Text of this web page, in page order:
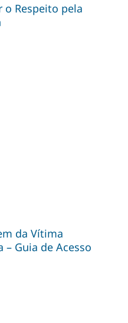
o Respeito pela
da Vítima
– Guia de Acesso